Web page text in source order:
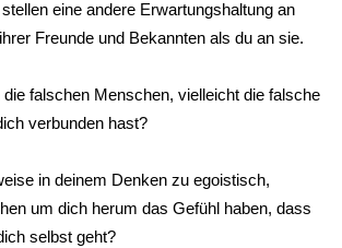
eine andere Erwartungshaltung an
Freunde und Bekannten als du an sie.
falschen Menschen, vielleicht die falsche
verbunden hast?
in deinem Denken zu egoistisch,
um dich herum das Gefühl haben, dass
selbst geht?